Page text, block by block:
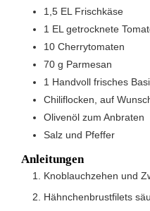
1,5 EL Frischkäse
1 EL getrocknete
10 Cherrytomaten
70 g Parmesan
1 Handvoll frisches
Chiliflocken, auf
Olivenöl zum Anbraten
Salz und Pfeffer
Anleitungen
Knoblauchzehen und
Hähnchenbrustfilets